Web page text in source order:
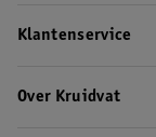
Klantenservice
Over Kruidvat